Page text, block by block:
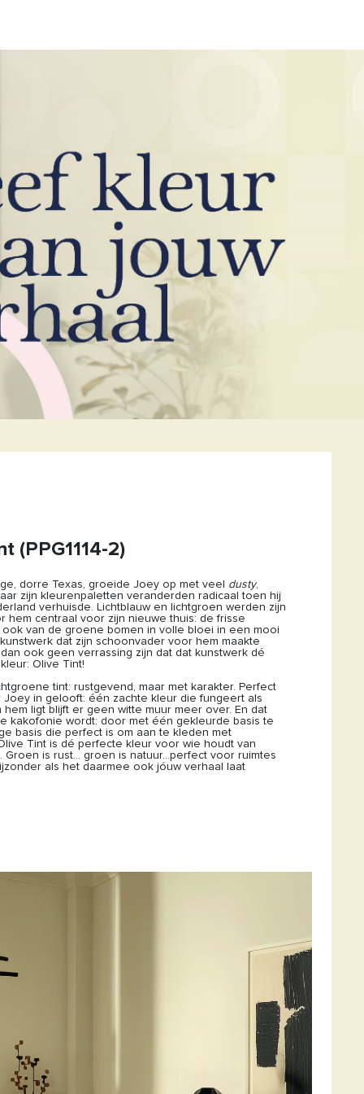
(PPG1114-2)
dorre Texas, groeide Joey op met veel dusty,
zijn kleurenpaletten veranderden radicaal toen hij
verhuisde. Lichtblauw en lichtgroen werden zijn
hem centraal voor zijn nieuwe thuis: de frisse
van de groene bomen in volle bloei in een mooi
dat zijn schoonvader voor hem maakte
ook geen verrassing zijn dat dat kunstwerk dé
Olive Tint!
tint: rustgevend, maar met karakter. Perfect
Joey in gelooft: één zachte kleur die fungeert als
ligt blijft er geen witte muur meer over. En dat
kakofonie wordt: door met één gekleurde basis te
basis die perfect is om aan te kleden met
Tint is dé perfecte kleur voor wie houdt van
Groen is rust… groen is natuur…perfect voor ruimtes
als het daarmee ook jóuw verhaal laat